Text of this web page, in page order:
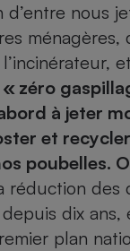
nous
« zéro
à jeter
et
poubelles.
réduction des
dix ans,
planGros
interactives
-
Internet